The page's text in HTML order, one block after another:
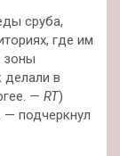
сруба,
где им
зоны
делали в
— RT)
— подчеркнул